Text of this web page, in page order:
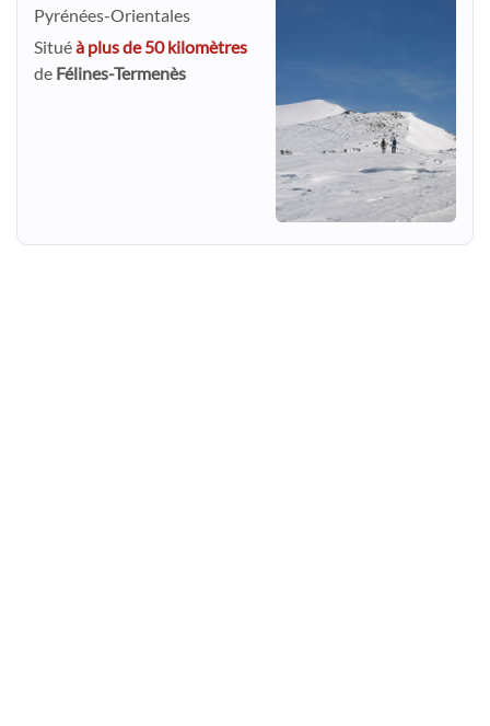
Pyrénées-Orientales
Situéà plus de 50 kilomètres
de Félines-Termenès